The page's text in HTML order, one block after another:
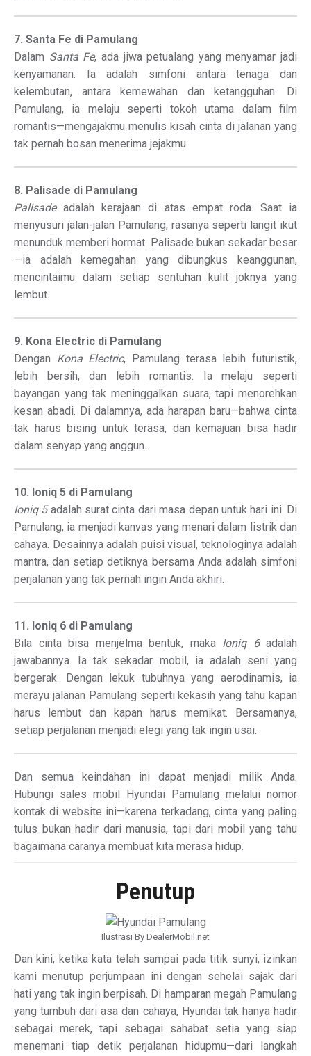
7. Santa Fe di Pamulang
Dalam Santa Fe, ada jiwa petualang yang menyamar jadi
kenyamanan. Ia adalah simfoni antara tenaga dan
kelembutan, antara kemewahan dan ketangguhan. Di
Pamulang, ia melaju seperti tokoh utama dalam film
romantis—mengajakmu menulis kisah cinta di jalanan yang
tak pernah bosan menerima jejakmu.
8. Palisade di Pamulang
Palisadeadalah kerajaan di atas empat roda. Saat ia
menyusuri jalan-jalan Pamulang, rasanya seperti langit ikut
menunduk memberi hormat. Palisade bukan sekadar besar
—ia adalah kemegahan yang dibungkus keanggunan,
mencintaimu dalam setiap sentuhan kulit joknya yang
lembut.
9. Kona Electric di Pamulang
Dengan Kona Electric, Pamulang terasa lebih futuristik,
lebih bersih, dan lebih romantis. Ia melaju seperti
bayangan yang tak meninggalkan suara, tapi menorehkan
kesan abadi. Di dalamnya, ada harapan baru—bahwa cinta
tak harus bising untuk terasa, dan kemajuan bisa hadir
dalam senyap yang anggun.
10. Ioniq 5 di Pamulang
Ioniq 5adalah surat cinta dari masa depan untuk hari ini. Di
Pamulang, ia menjadi kanvas yang menari dalam listrik dan
cahaya. Desainnya adalah puisi visual, teknologinya adalah
mantra, dan setiap detiknya bersama Anda adalah simfoni
perjalanan yang tak pernah ingin Anda akhiri.
11. Ioniq 6 di Pamulang
Bila cinta bisa menjelma bentuk, maka Ioniq 6adalah
jawabannya. Ia tak sekadar mobil, ia adalah seni yang
bergerak. Dengan lekuk tubuhnya yang aerodinamis, ia
merayu jalanan Pamulang seperti kekasih yang tahu kapan
harus lembut dan kapan harus memikat. Bersamanya,
setiap perjalanan menjadi elegi yang tak ingin usai.
Dan semua keindahan ini dapat menjadi milik Anda.
Hubungi sales mobil Hyundai Pamulang melalui nomor
kontak di website ini—karena terkadang, cinta yang paling
tulus bukan hadir dari manusia, tapi dari mobil yang tahu
bagaimana caranya membuat kita merasa hidup.
Penutup
Ilustrasi By DealerMobil.net
Dan kini, ketika kata telah sampai pada titik sunyi, izinkan
kami menutup perjumpaan ini dengan sehelai sajak dari
hati yang tak ingin berpisah. Di hamparan megah Pamulang
yang tumbuh dari asa dan cahaya, Hyundai tak hanya hadir
sebagai merek, tapi sebagai sahabat setia yang siap
menemani tiap detik perjalanan hidupmu—dari langkah